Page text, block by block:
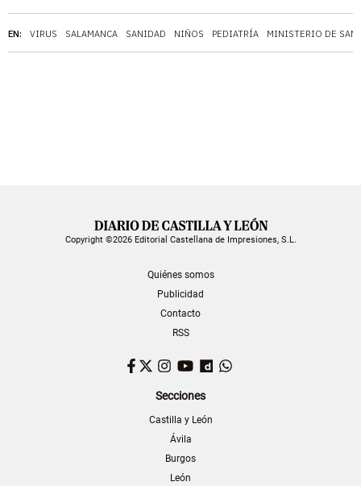
EN: VIRUS SALAMANCA SANIDAD NIÑOS PEDIATRÍA MINISTERIO DE
Copyright ©2026 Editorial Castellana de Impresiones, S.L.
Quiénes somos
Publicidad
Contacto
RSS
Facebook
TwitterInstagram
YouTubeDailymotion
Secciones
Castilla y León
Ávila
Burgos
León